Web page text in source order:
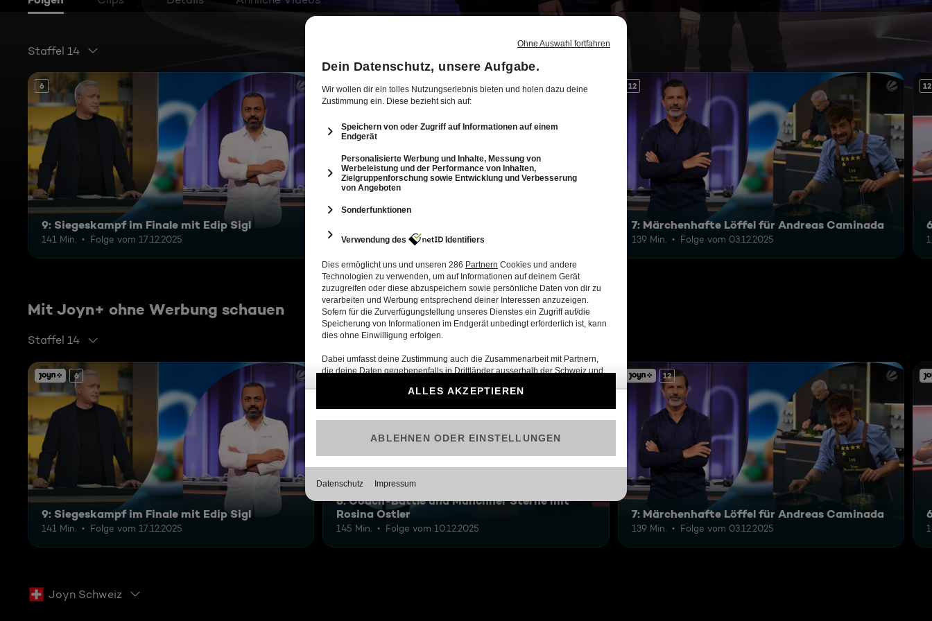
Staffel 14
6
9: Siegeskampf im Finale mit Edip Sigl
141 Min. Folge vom 17.12.2025
12
8: Coach-Battle und Münchner Sterne mit
145 Min. Folge vom 10.12.2025
12
7: Märchenhafte Löffel für Andreas Caminada
139 Min. Folge vom 03.12.2025
12
Mit Joyn+ ohne Werbung schauen
Staffel 14
6
9: Siegeskampf im Finale mit Edip Sigl
141 Min. Folge vom 17.12.2025
12
8: Coach-Battle und Münchner Sterne mit
Rosina Ostler
145 Min. Folge vom 10.12.2025
12
7: Märchenhafte Löffel für Andreas Caminada
139 Min. Folge vom 03.12.2025
Joyn Schweiz